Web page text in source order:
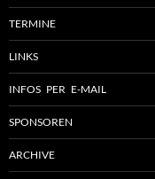
TERMINE
LINKS
INFOS PER E-MAIL
SPONSOREN
ARCHIVE